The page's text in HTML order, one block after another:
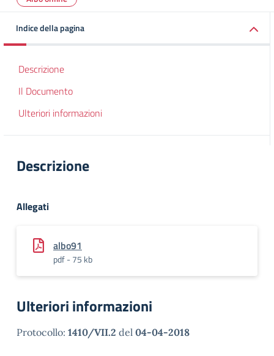
Indice della pagina
Descrizione
Il Documento
Ulteriori informazioni
Descrizione
Allegati
albo91
pdf - 75 kb
Ulteriori informazioni
Protocollo: 1410/VII.2 del 04-04-2018